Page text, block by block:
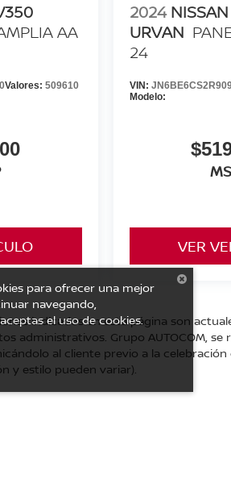
AA
Valores: 509610
2024
URVAN
24
VIN:
Modelo:
VER
indicados en esta página son
administrativos. Grupo AUTOCOM,
al cliente previo a la
y estilo pueden variar).
para ofrecer una mejor
navegando,
el uso de cookies.